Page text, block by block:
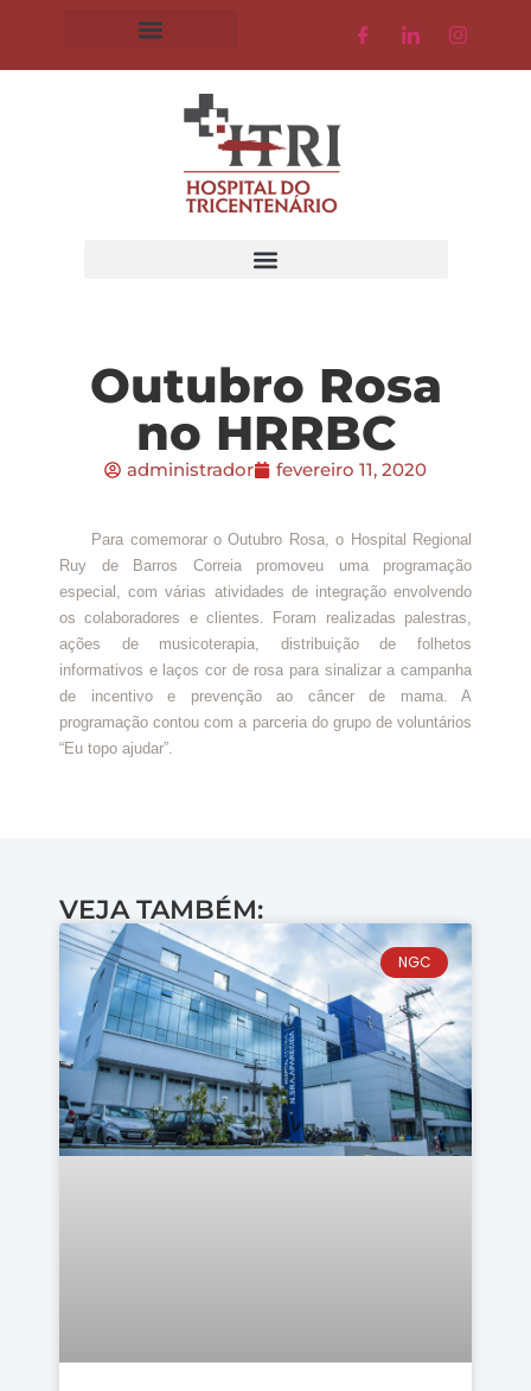
Outubro Rosa
no HRRBC
administrador fevereiro 11, 2020
Para comemorar o Outubro Rosa, o Hospital Regional
Ruy de Barros Correia promoveu uma programação
especial, com várias atividades de integração envolvendo
os colaboradores e clientes. Foram realizadas palestras,
ações de musicoterapia, distribuição de folhetos
informativos e laços cor de rosa para sinalizar a campanha
de incentivo e prevenção ao câncer de mama. A
programação contou com a parceria do grupo de voluntários
“Eu topo ajudar”.
VEJA TAMBÉM:
NGC